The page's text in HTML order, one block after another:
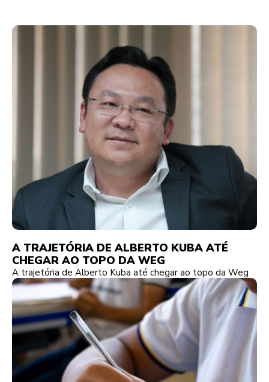
A TRAJETÓRIA DE ALBERTO KUBA ATÉ
CHEGAR AO TOPO DA WEG
A trajetória de Alberto Kuba até chegar ao topo da Weg